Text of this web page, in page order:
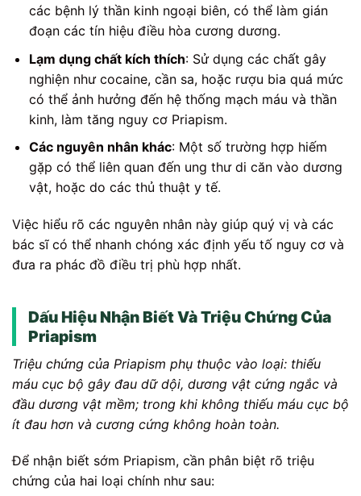
các bệnh lý thần kinh ngoại biên, có thể làm gián
đoạn các tín hiệu điều hòa cương dương.
Lạm dụng chất kích thích: Sử dụng các chất gây
nghiện như cocaine, cần sa, hoặc rượu bia quá mức
có thể ảnh hưởng đến hệ thống mạch máu và thần
kinh, làm tăng nguy cơ Priapism.
Các nguyên nhân khác: Một số trường hợp hiếm
gặp có thể liên quan đến ung thư di căn vào dương
vật, hoặc do các thủ thuật y tế.
Việc hiểu rõ các nguyên nhân này giúp quý vị và các
bác sĩ có thể nhanh chóng xác định yếu tố nguy cơ và
đưa ra phác đồ điều trị phù hợp nhất.
Dấu Hiệu Nhận Biết Và Triệu Chứng Của
Priapism
Triệu chứng của Priapism phụ thuộc vào loại: thiếu
máu cục bộ gây đau dữ dội, dương vật cứng ngắc và
đầu dương vật mềm; trong khi không thiếu máu cục bộ
ít đau hơn và cương cứng không hoàn toàn.
Để nhận biết sớm Priapism, cần phân biệt rõ triệu
chứng của hai loại chính như sau: